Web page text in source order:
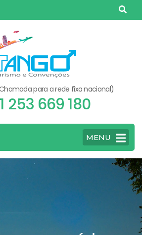
para a rede fixa nacional)
253 669 180
MENU